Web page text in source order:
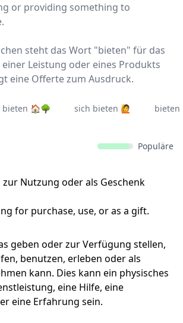
or providing something to
steht das Wort "bieten" für das
Leistung oder eines Produkts
eine Offerte zum Ausdruck.
bieten 🏠🌳 sich bieten 🙋‍ bieten
Populäre
zur Nutzung oder als Geschenk
for purchase, use, or as a gift.
geben oder zur Verfügung stellen,
benutzen, erleben oder als
kann. Dies kann ein physisches
eine Hilfe, eine
eine Erfahrung sein.